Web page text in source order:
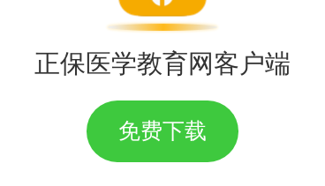
正保医学教育网客户端
免费下载